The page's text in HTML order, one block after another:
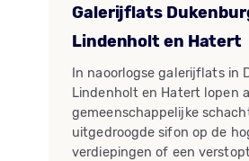
Galerijflats
Lindenholt en Hatert
In naoorlogse galerijflats in
Lindenholt en Hatert lopen
gemeenschappelijke
uitgedroogde sifon op de
verdiepingen of een